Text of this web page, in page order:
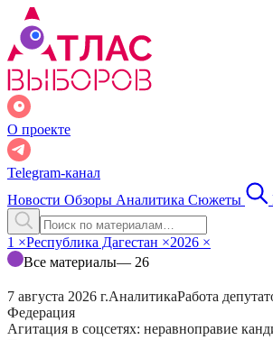
О проекте
Telegram-канал
Новости Обзоры Аналитика Сюжеты
1 ×Республика Дагестан ×2026 ×
Все материалы— 26
7 августа 2026 г.АналитикаРабота
Федерация
Агитация в соцсетях: неравноправие